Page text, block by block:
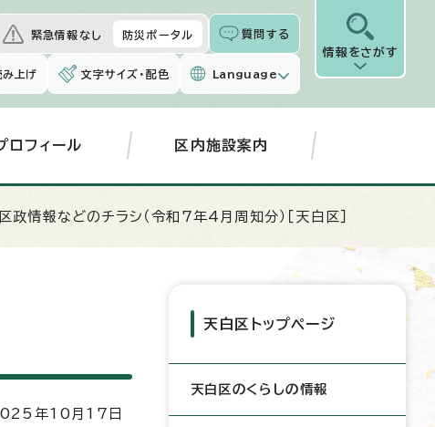
緊急情報なし 防災ポータル 質問する
み上げ 文字サイズ・配色 Language
情報をさがす
ロフィール 区内施設案内
政情報などのチラシ（令和7年4月周知分）［天白区］
年10月17日
天白区トップページ
天白区のくらしの情報